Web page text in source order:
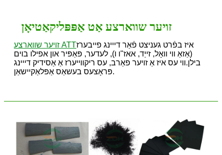
זויער שווארצע אַט אַפּפּליקאַטיאָן
זויער שווארצע ATTאיז בפֿרט געניצט פֿאַר דייינג פייבערז
(אַזאַ ווי וואָל, זייַד, אאז"ו ו), לעדער, פּאַפּיר און אפילו בוים
בילן.ווי עס איז אַ זויער פאַרב, עס ריקווייערז אַ אַסידיק דייינג
פּראָצעס בעשאַס אַפּלאַקיישאַן.